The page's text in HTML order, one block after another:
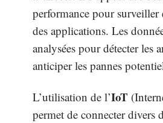
performance pour surveiller
des applications. Les
analysées pour détecter les
anticiper les pannes
L’utilisation de l’IoT
permet de connecter divers